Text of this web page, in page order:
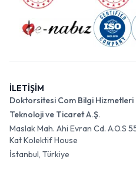
İLETİŞİM
Doktorsitesi Com Bilgi Hizmetleri
Teknoloji ve Ticaret A.Ş.
Maslak Mah. Ahi Evran Cd. A.O.S
Kat Kolektif House
İstanbul, Türkiye